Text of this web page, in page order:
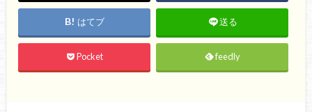
はてブ 送る
Pocket feedly